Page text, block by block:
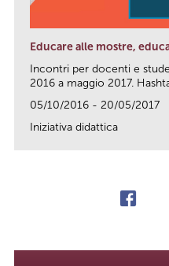
Educare alle mostre,
Incontri per docenti e
2016 a maggio 2017.
05/10/2016 - 20/05/2017
Iniziativa didattica